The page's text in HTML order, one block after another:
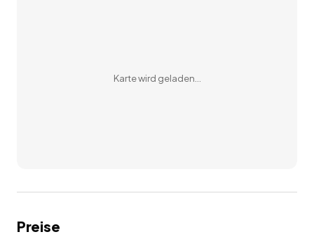
Karte wird geladen…
Preise